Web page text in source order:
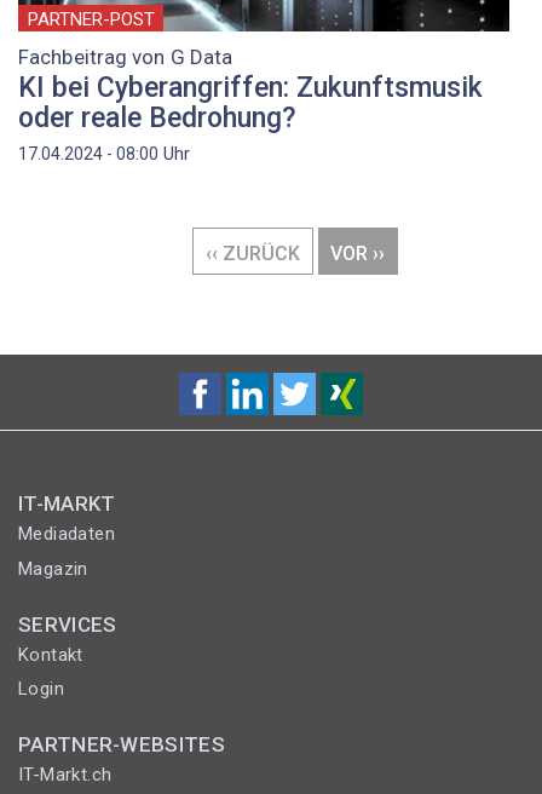
PARTNER-POST
Fachbeitrag von G Data
KI bei Cyberangriffen: Zukunftsmusik
oder reale Bedrohung?
17.04.2024 - 08:00 Uhr
VORHERIGE
‹‹ ZURÜCK
NÄCHSTE
VOR ››
IT-MARKT
Mediadaten
Magazin
SERVICES
Kontakt
Login
PARTNER-WEBSITES
IT-Markt.ch